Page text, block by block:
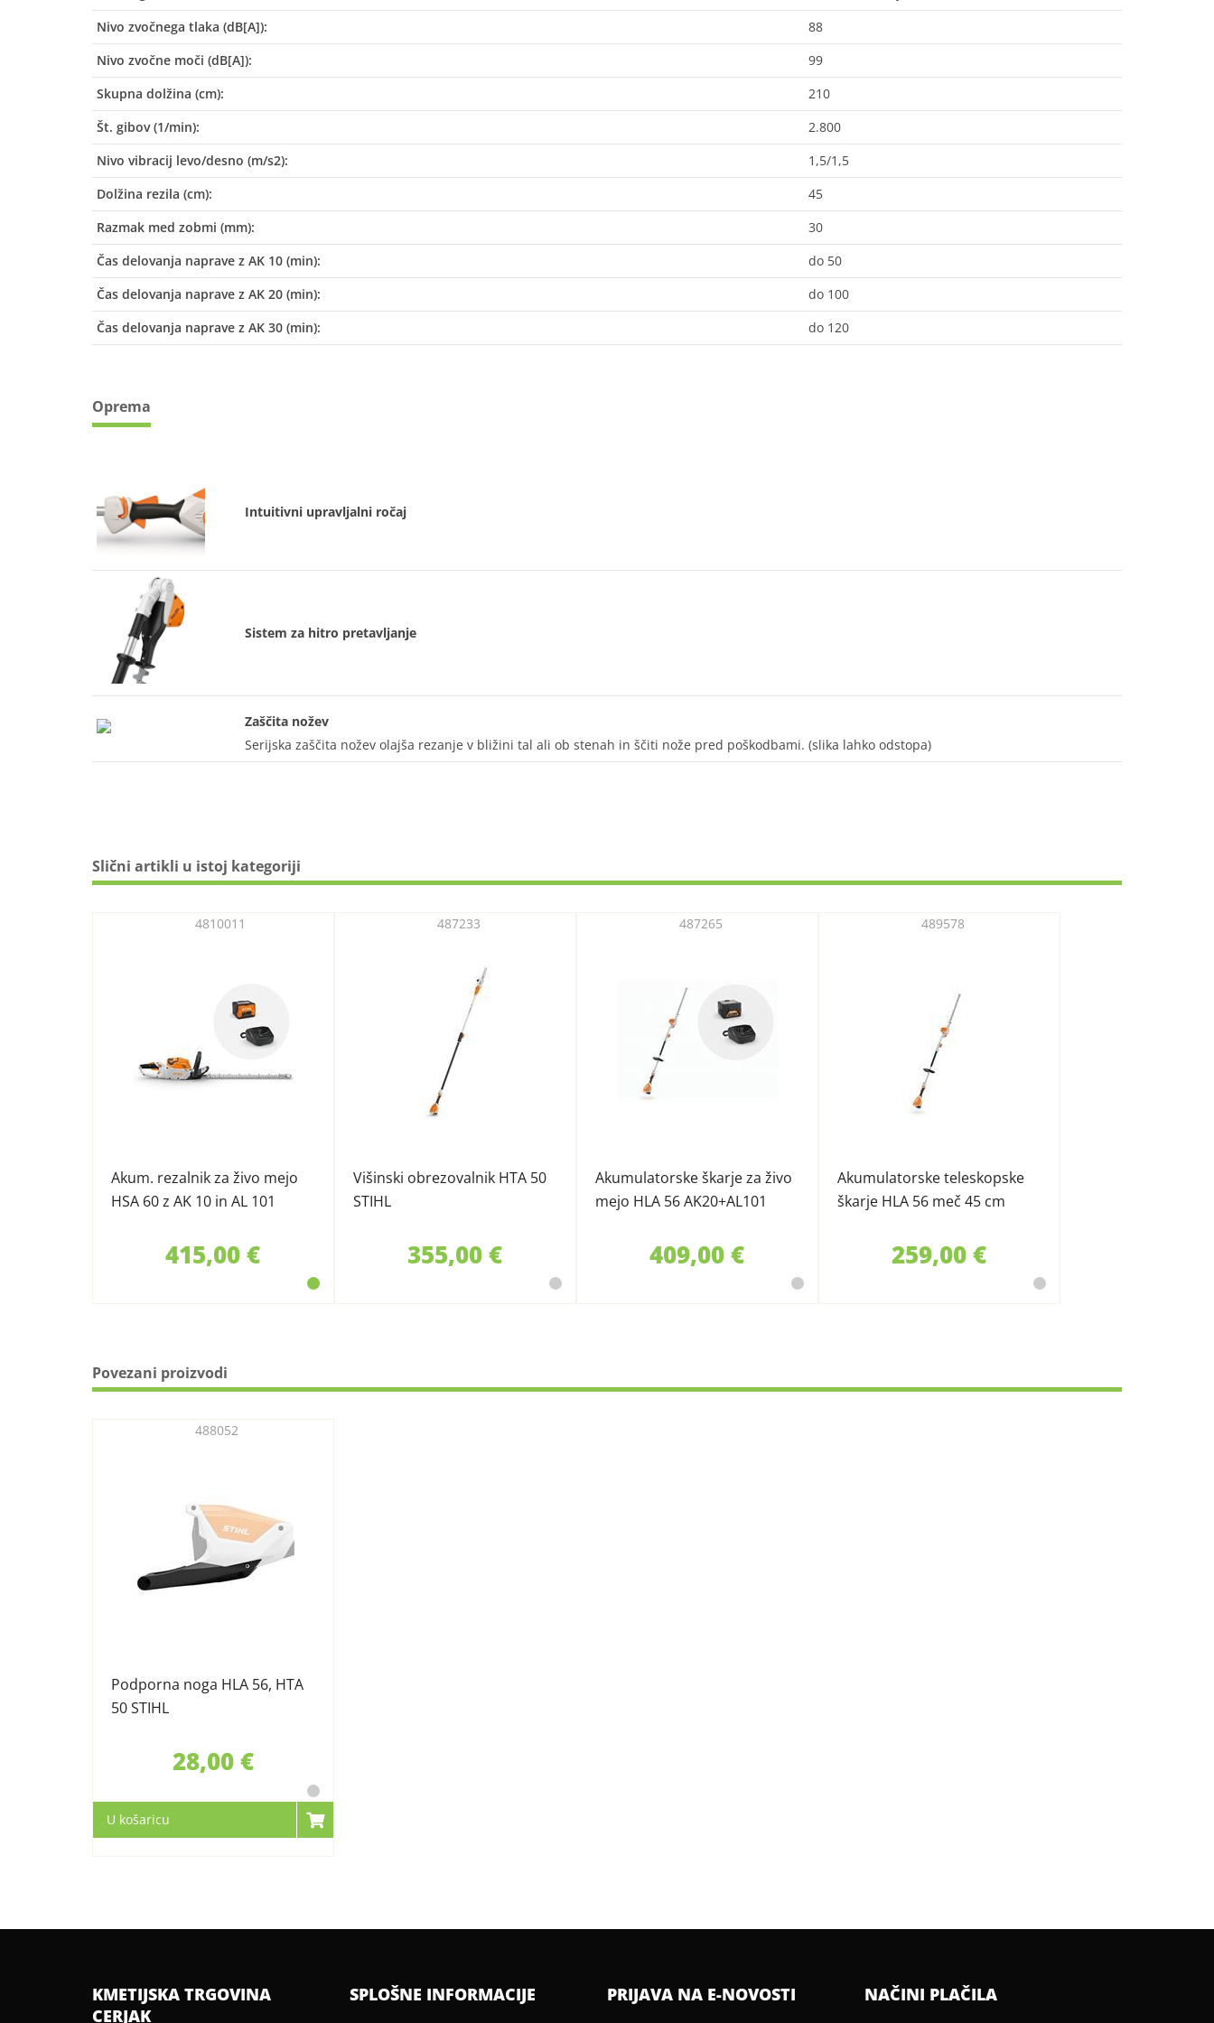
Nivo zvočnega tlaka (dB[A]):
88
Nivo zvočne moči (dB[A]):
99
Skupna dolžina (cm):
210
Št. gibov (1/min):
2.800
Nivo vibracij levo/desno (m/s2):
1,5/1,5
Dolžina rezila (cm):
45
Razmak med zobmi (mm):
30
Čas delovanja naprave z AK 10 (min):
do 50
Čas delovanja naprave z AK 20 (min):
do 100
Čas delovanja naprave z AK 30 (min):
do 120
Oprema
Intuitivni upravljalni ročaj
Sistem za hitro pretavljanje
Zaščita nožev
Serijska zaščita nožev olajša rezanje v bližini tal ali ob stenah in ščiti nože pred poškodbami. (slika lahko odstopa)
Slični artikli u istoj kategoriji
Akum. rezalnik za živo mejo
HSA 60 z AK 10 in AL 101
4810011
415,00 €
Višinski obrezovalnik HTA 50
STIHL
487233
355,00 €
Akumulatorske škarje za živo
mejo HLA 56 AK20+AL101
487265
409,00 €
Akumulatorske teleskopske
škarje HLA 56 meč 45 cm
489578
259,00 €
Povezani proizvodi
Podporna noga HLA 56, HTA
50 STIHL
488052
28,00 €
U košaricu
KMETIJSKA TRGOVINA
CERJAK
SPLOŠNE INFORMACIJE PRIJAVA NA E-NOVOSTI NAČINI PLAČILA